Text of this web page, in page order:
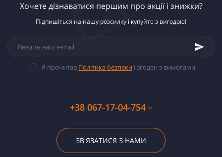
Хочете дізнаватися першим про акції і знижки?
Підпишіться на нашу розсилку і купуйте з вигодою!
Я прочитав Політика безпеки і згоден з вимогами
+38 067-17-04-754
ЗВ'ЯЗАТИСЯ З НАМИ